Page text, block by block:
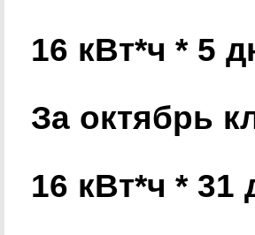
16 кВт*ч * 5
За октябрь
16 кВт*ч * 31